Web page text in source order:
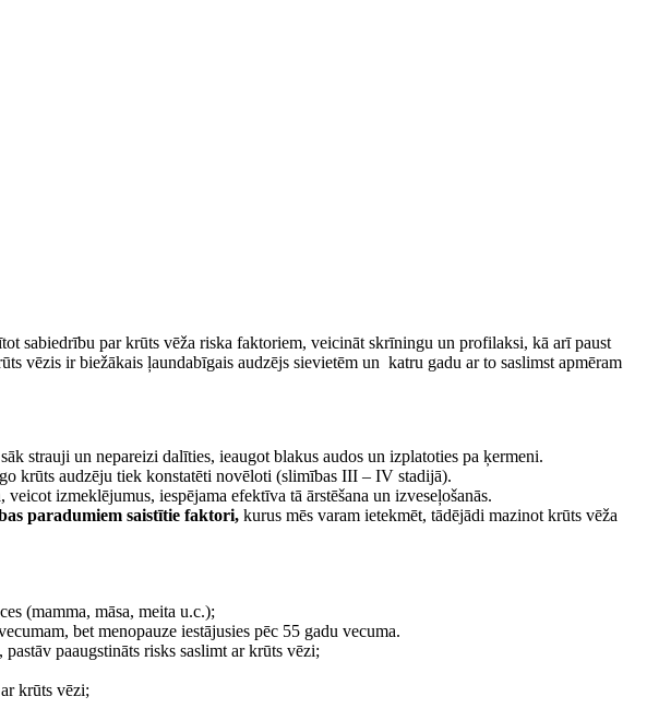
sabiedrību par krūts vēža riska faktoriem, veicināt skrīningu un profilaksi, kā arī paust
vēzis ir biežākais ļaundabīgais audzējs sievietēm un katru gadu ar to saslimst apmēram
strauji un nepareizi dalīties, ieaugot blakus audos un izplatoties pa ķermeni.
krūts audzēju tiek konstatēti novēloti (slimības III – IV stadijā).
izmeklējumus, iespējama efektīva tā ārstēšana un izveseļošanās.
paradumiem saistītie faktori, kurus mēs varam ietekmēt, tādējādi mazinot krūts vēža
(mamma, māsa, meita u.c.);
bet menopauze iestājusies pēc 55 gadu vecuma.
paaugstināts risks saslimt ar krūts vēzi;
krūts vēzi;